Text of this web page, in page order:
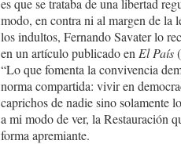
es que se trataba de una libertad
modo, en contra ni al margen de la
los indultos, Fernando Savater lo
en un artículo publicado en El País
“Lo que fomenta la convivencia
norma compartida: vivir en
caprichos de nadie sino solamente
a mi modo de ver, la Restauración
forma apremiante.